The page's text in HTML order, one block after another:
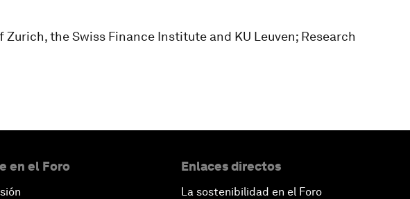
the Swiss Finance Institute and KU Leuven; Research
en el Foro Enlaces directos
La sostenibilidad en el Foro